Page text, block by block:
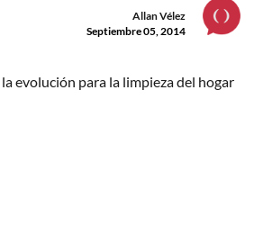
Allan Vélez
Septiembre 05, 2014